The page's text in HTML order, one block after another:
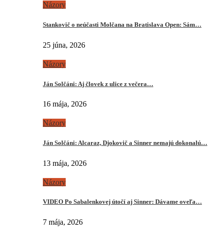
Názory
Stankovič o neúčasti Molčana na Bratislava Open: Sám…
25 júna, 2026
Názory
Ján Solčáni: Aj človek z ulice z večera…
16 mája, 2026
Názory
Ján Solčáni: Alcaraz, Djokovič a Sinner nemajú dokonalú…
13 mája, 2026
Názory
VIDEO Po Sabalenkovej útočí aj Sinner: Dávame oveľa…
7 mája, 2026